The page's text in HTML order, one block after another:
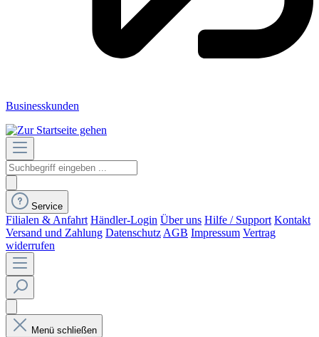
Businesskunden
Service
Filialen & Anfahrt Händler-Login Über uns Hilfe / Support Kontakt
Versand und Zahlung Datenschutz AGB Impressum Vertrag
widerrufen
Menü schließen